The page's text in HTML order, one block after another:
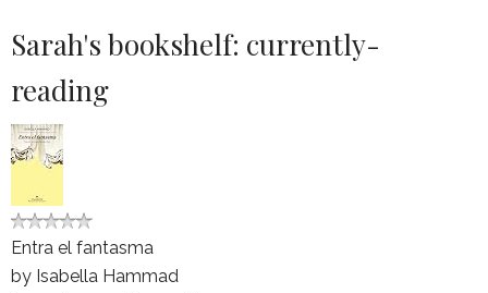
Sarah's bookshelf: currently-
reading
Entra el fantasma
by Isabella Hammad